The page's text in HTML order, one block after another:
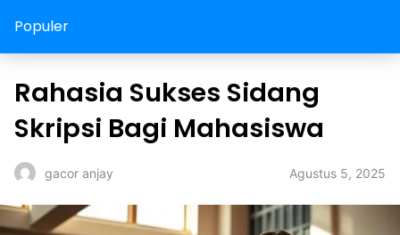
Populer
Rahasia Sukses Sidang
Skripsi Bagi Mahasiswa
gacor anjay Agustus 5, 2025